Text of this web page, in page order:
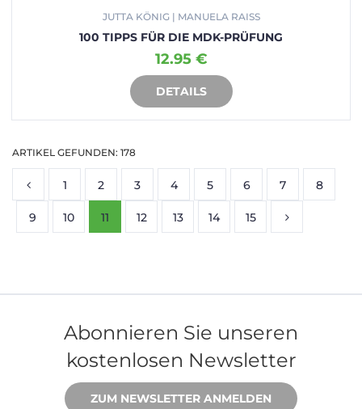
JUTTA KÖNIG | MANUELA RAISS
100 TIPPS FÜR DIE MDK-PRÜFUNG
12.95 €
DETAILS
IN DEN WARENKORB
ARTIKEL GEFUNDEN: 178
1 2 3 4 5 6 7 8
9 10 11 12 13 14 15
Abonnieren Sie unseren
kostenlosen Newsletter
ZUM NEWSLETTER ANMELDEN